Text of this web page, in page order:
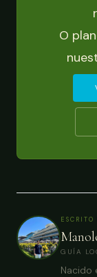
O
ESCRITO
GUÍA
Nacido